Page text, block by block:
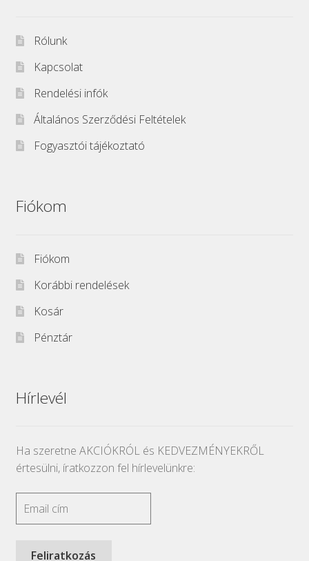
Rólunk
Kapcsolat
Rendelési infók
Általános Szerződési Feltételek
Fogyasztói tájékoztató
Fiókom
Fiókom
Korábbi rendelések
Kosár
Pénztár
Hírlevél
Ha szeretne AKCIÓKRÓL és KEDVEZMÉNYEKRŐL
értesülni, íratkozzon fel hírlevelünkre: